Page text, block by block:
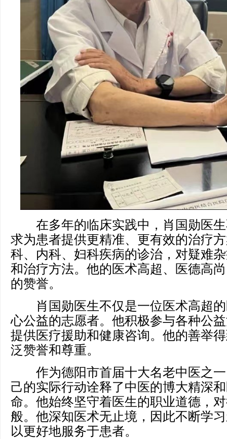
在多年的临床实践中，肖国勋医生
求为患者提供更精准、更有效的治疗
科、内科、妇科疾病的诊治，对疑难
和治疗方法。他的医术高超、医德高
的赞誉。
肖国勋医生不仅是一位医术高超的
心公益的志愿者。他积极参与各种公
提供医疗援助和健康咨询。他的善举
泛赞誉和尊重。
作为德阳市首届十大名老中医之一
己的实际行动诠释了中医的博大精深
命。他始终坚守着医生的职业道德，
般。他深知医术无止境，因此不断学
以更好地服务于患者。